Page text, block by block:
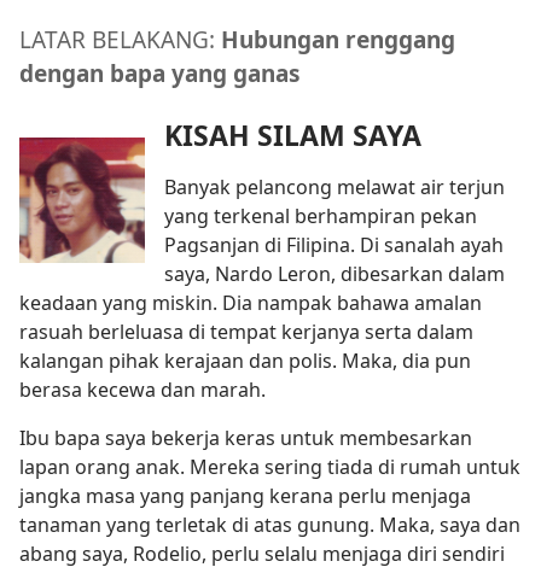
LATAR BELAKANG: Hubungan renggang
dengan bapa yang ganas
KISAH SILAM SAYA
Banyak pelancong melawat air terjun
yang terkenal berhampiran pekan
Pagsanjan di Filipina. Di sanalah ayah
saya, Nardo Leron, dibesarkan dalam
keadaan yang miskin. Dia nampak bahawa amalan
rasuah berleluasa di tempat kerjanya serta dalam
kalangan pihak kerajaan dan polis. Maka, dia pun
berasa kecewa dan marah.
Ibu bapa saya bekerja keras untuk membesarkan
lapan orang anak. Mereka sering tiada di rumah untuk
jangka masa yang panjang kerana perlu menjaga
tanaman yang terletak di atas gunung. Maka, saya dan
abang saya, Rodelio, perlu selalu menjaga diri sendiri